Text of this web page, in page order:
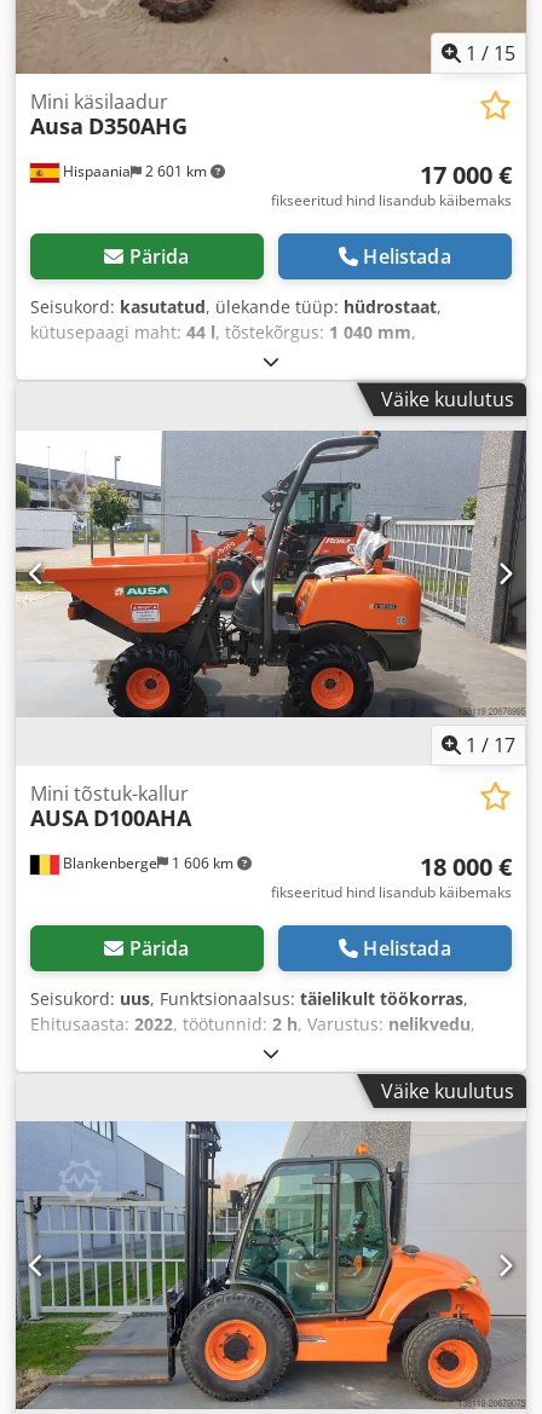
1 / 15
Hispaania 2 601 km
Mini käsilaadur
Ausa D350AHG
17 000 €
fikseeritud hind lisandub käibemaks
Pärida Helistada
Seisukord: kasutatud, ülekande tüüp: hüdrostaat,
kütusepaagi maht: 44 l, tõstekõrgus: 1 040 mm,
, töötunnid:3 420 h
Väike kuulutus
1 / 17
Blankenberge 1 606 km
Mini tõstuk-kallur
AUSA D100AHA
18 000 €
fikseeritud hind lisandub käibemaks
Pärida Helistada
Seisukord: uus, Funktsionaalsus: täielikult töökorras,
Ehitusaasta: 2022, töötunnid: 2 h, Varustus: nelikvedu,
Väike kuulutus